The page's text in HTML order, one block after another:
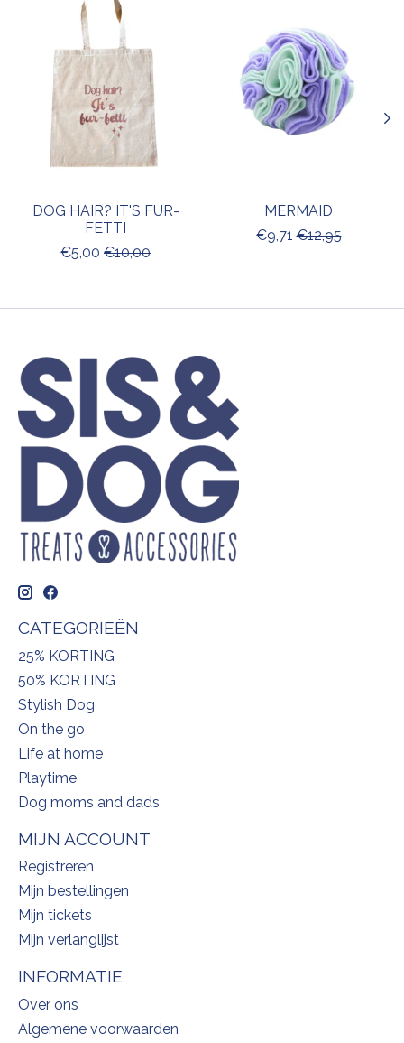
DOG HAIR? IT'S FUR-
FETTI
€5,00 €10,00
MERMAID
€9,71 €12,95
CATEGORIEËN
25% KORTING
50% KORTING
Stylish Dog
On the go
Life at home
Playtime
Dog moms and dads
MIJN ACCOUNT
Registreren
Mijn bestellingen
Mijn tickets
Mijn verlanglijst
INFORMATIE
Over ons
Algemene voorwaarden